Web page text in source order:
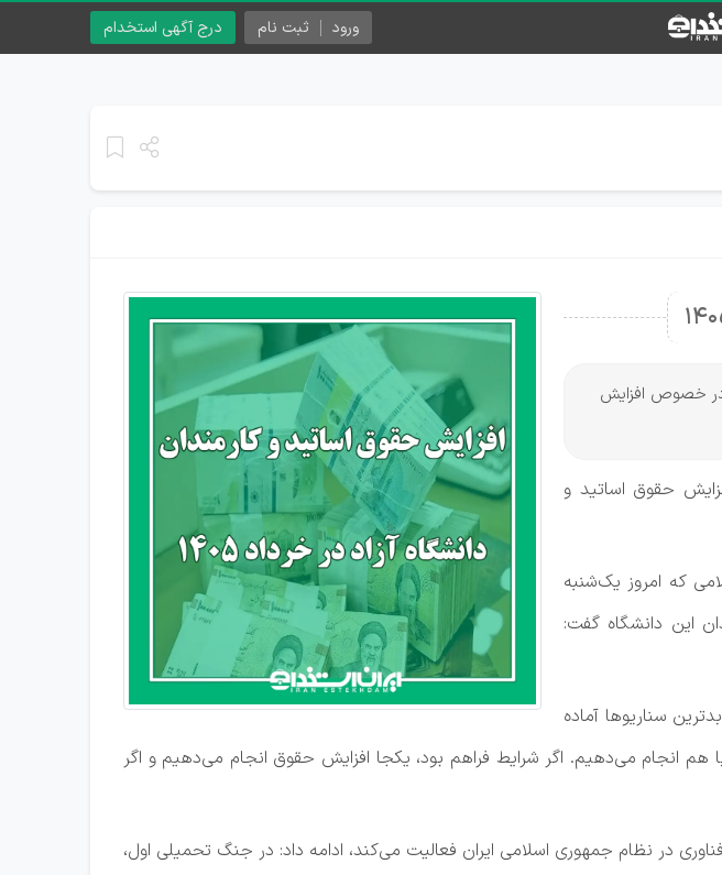
درج آگهی استخدام ورود ثبت نام
در خصوص افزایش
حقوق اساتید و
که امروز یک‌شنبه
این دانشگاه گفت:
سناریوها آماده
هم انجام می‌دهیم. اگر شرایط فراهم بود، یکجا افزایش حقوق انجام می‌دهیم و اگر
در نظام جمهوری اسلامی ایران فعالیت می‌کند، ادامه داد: در جنگ تحمیلی اول،